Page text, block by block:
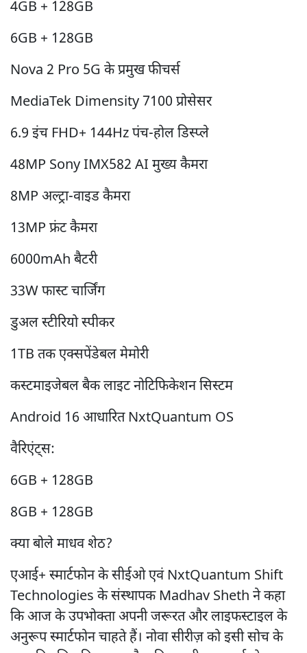
4GB + 128GB
6GB + 128GB
Nova 2 Pro 5G के प्रमुख फीचर्स
MediaTek Dimensity 7100 प्रोसेसर
6.9 इंच FHD+ 144Hz पंच-होल डिस्प्ले
48MP Sony IMX582 AI मुख्य कैमरा
8MP अल्ट्रा-वाइड कैमरा
13MP फ्रंट कैमरा
6000mAh बैटरी
33W फास्ट चार्जिंग
डुअल स्टीरियो स्पीकर
1TB तक एक्सपेंडेबल मेमोरी
कस्टमाइजेबल बैक लाइट नोटिफिकेशन सिस्टम
Android 16 आधारित NxtQuantum OS
वैरिएंट्स:
6GB + 128GB
8GB + 128GB
क्या बोले माधव शेठ?
एआई+ स्मार्टफोन के सीईओ एवं NxtQuantum Shift
Technologies के संस्थापक Madhav Sheth ने कहा
कि आज के उपभोक्ता अपनी जरूरत और लाइफस्टाइल के
अनुरूप स्मार्टफोन चाहते हैं। नोवा सीरीज़ को इसी सोच के